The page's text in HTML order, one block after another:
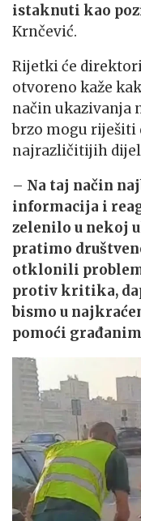
istaknuti kao
Krnčević.
Rijetki će
otvoreno kaže
način ukazivanja
brzo mogu riješiti
najrazličitijih
– Na taj način
informacija i
zelenilo u nekoj
pratimo
otklonili
protiv kritika,
bismo u
pomoći